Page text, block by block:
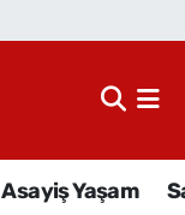
Asayiş Yaşam